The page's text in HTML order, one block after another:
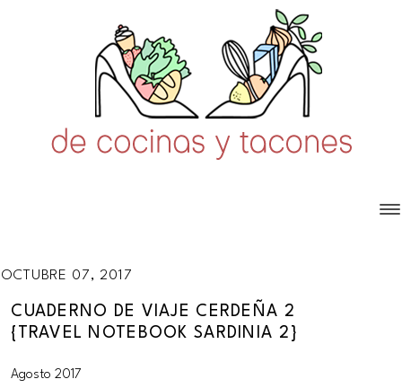
OCTUBRE 07, 2017
CUADERNO DE VIAJE CERDEÑA 2
{TRAVEL NOTEBOOK SARDINIA 2}
Agosto 2017